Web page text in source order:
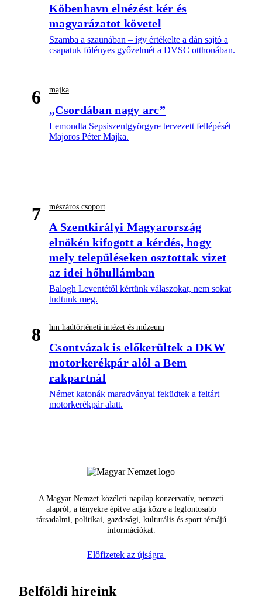
Köbenhavn elnézést kér és
magyarázatot követel
Szamba a szaunában – így értékelte a dán sajtó a
csapatuk fölényes győzelmét a DVSC otthonában.
6 majka
„Csordában nagy arc”
Lemondta Sepsiszentgyörgyre tervezett fellépését
Majoros Péter Majka.
7 mészáros csoport
A Szentkirályi Magyarország
elnökén kifogott a kérdés, hogy
mely településeken osztottak vizet
az idei hőhullámban
Balogh Leventétől kértünk válaszokat, nem sokat
tudtunk meg.
8 hm hadtörténeti intézet és múzeum
Csontvázak is előkerültek a DKW
motorkerékpár alól a Bem
rakpartnál
Német katonák maradványai feküdtek a feltárt
motorkerékpár alatt.
A Magyar Nemzet közéleti napilap konzervatív, nemzeti
alapról, a tényekre építve adja közre a legfontosabb
társadalmi, politikai, gazdasági, kulturális és sport témájú
információkat.
Előfizetek az újságra
Belföldi híreink